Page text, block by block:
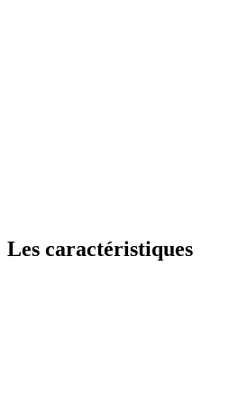
Les caractéristiques